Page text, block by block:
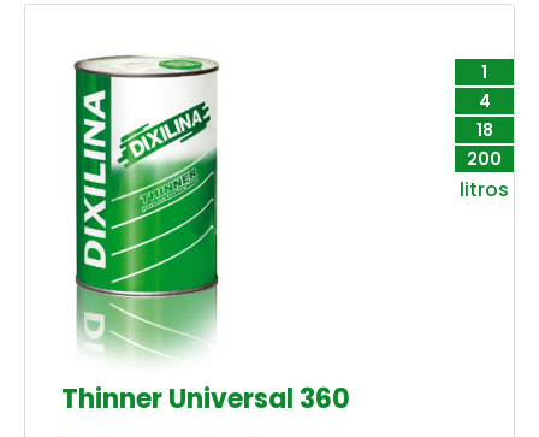
1
4
18
200
litros
Thinner Universal 360